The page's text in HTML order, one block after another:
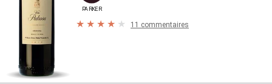
PARKER
11 commentaires